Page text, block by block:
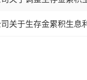
关于生存金累积生息